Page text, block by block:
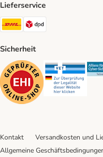
Lieferservice
DHL Shipping Method
Sicherheit
Security
Kontakt Versandkosten und
Allgemeine